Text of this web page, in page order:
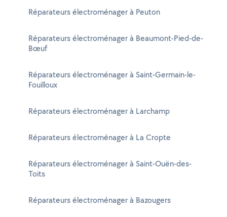
Réparateurs électroménager à Peuton
Réparateurs électroménager à Beaumont-Pied-de-
Bœuf
Réparateurs électroménager à Saint-Germain-le-
Fouilloux
Réparateurs électroménager à Larchamp
Réparateurs électroménager à La Cropte
Réparateurs électroménager à Saint-Ouën-des-
Toits
Réparateurs électroménager à Bazougers